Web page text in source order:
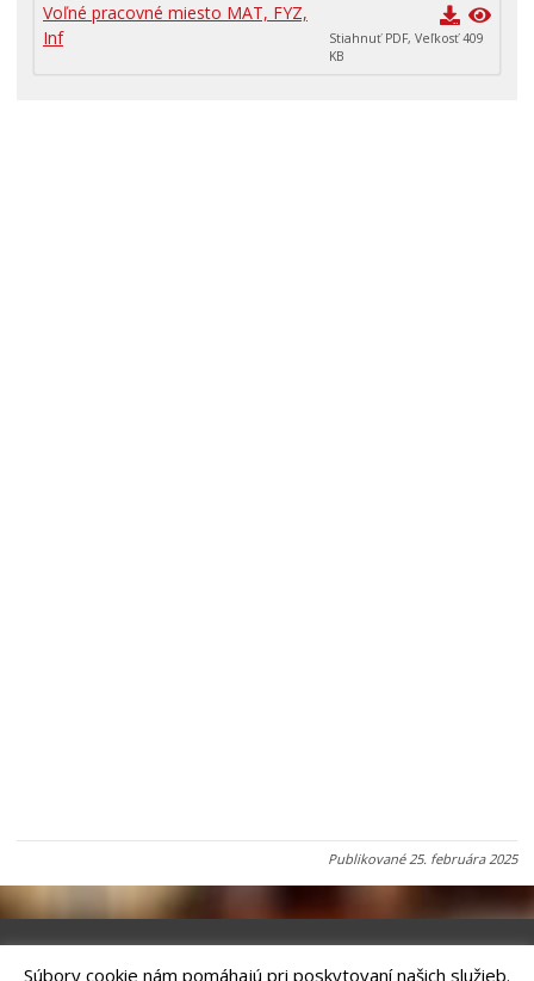
Stavby, prenájmy a pozemky
Voľné pracovné miesto MAT, FYZ,
Inf
Stiahnuť PDF, Veľkosť 409
KB
Publikované25. februára 2025
Súbory cookie nám pomáhajú pri poskytovaní našich služieb.